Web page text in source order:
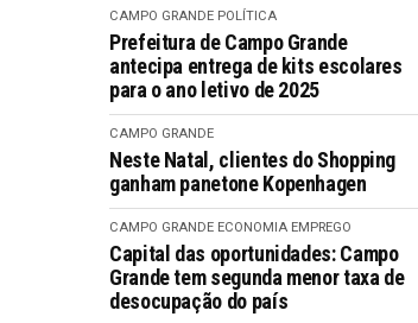
CAMPO GRANDE POLÍTICA
Prefeitura de Campo Grande
antecipa entrega de kits escolares
para o ano letivo de 2025
CAMPO GRANDE
Neste Natal, clientes do Shopping
ganham panetone Kopenhagen
CAMPO GRANDE ECONOMIA EMPREGO
Capital das oportunidades: Campo
Grande tem segunda menor taxa de
desocupação do país